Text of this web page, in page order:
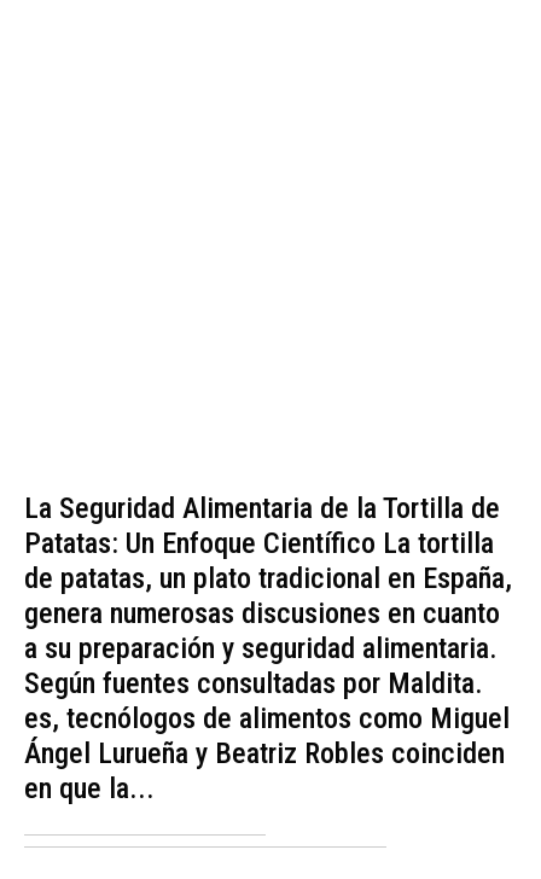
La Seguridad Alimentaria de la Tortilla de
Patatas: Un Enfoque Científico La tortilla
de patatas, un plato tradicional en España,
genera numerosas discusiones en cuanto
a su preparación y seguridad alimentaria.
Según fuentes consultadas por Maldita.
es, tecnólogos de alimentos como Miguel
Ángel Lurueña y Beatriz Robles coinciden
en que la...